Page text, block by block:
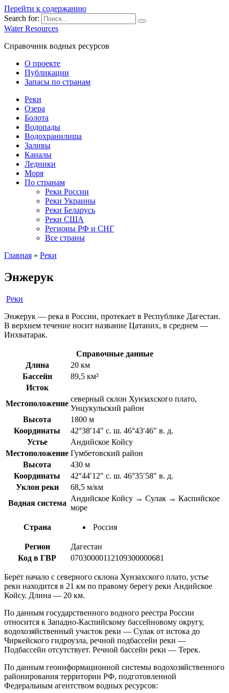
Перейти к содержанию
Search for:
Water Resources
Справочник водных ресурсов
О проекте
Публикации
Запасы по странам
Реки
Озера
Болота
Водопады
Водохранилища
Заливы
Каналы
Ледники
Моря
По странам
Реки России
Реки Украины
Реки Беларусь
Реки США
Регионы РФ и СНГ
Все страны
Главная » Реки
Энжерук
Реки
Энжерук — река в России, протекает в Республике Дагестан.
В верхнем течение носит название Цатаних, в среднем —
Инхватарак.
Справочные данные
Длина
20 км
Бассейн
89,5 км²
Исток
Местоположение
северный склон Хунзахского плато,
Унцукульский район
Высота
1800 м
Координаты
42°38′14″ с. ш. 46°43′46″ в. д.
Устье
Андийское Койсу
Местоположение Гумбетовский район
Высота
430 м
Координаты
42°44′12″ с. ш. 46°35′58″ в. д.
Уклон реки
68,5 м/км
Водная система
Андийское Койсу → Сулак → Каспийское
море
Страна Россия
Регион
Дагестан
Код в ГВР
07030000112109300000681
Берёт начало с северного склона Хунзахского плато, устье
реки находится в 21 км по правому берегу реки Андийское
Койсу. Длина — 20 км.
По данным государственного водного реестра России
относится к Западно-Каспийскому бассейновому округу,
водохозяйственный участок реки — Сулак от истока до
Чиркейского гидроузла, речной подбассейн реки —
Подбассейн отсутствует. Речной бассейн реки — Терек.
По данным геоинформационной системы водохозяйственного
районирования территории РФ, подготовленной
Федеральным агентством водных ресурсов: